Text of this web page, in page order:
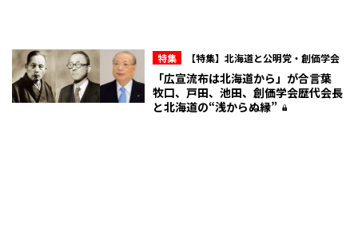
特集 【特集】北海道と公明党・創価学会
「広宣流布は北海道から」が合言葉
牧口、戸田、池田、創価学会歴代会長
と北海道の“浅からぬ縁”